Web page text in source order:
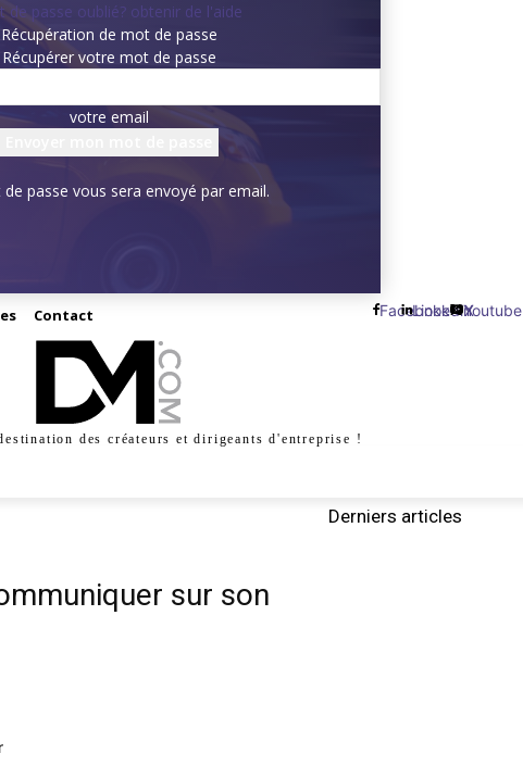
de passe oublié? obtenir de l'aide
Récupération de mot de passe
Récupérer votre mot de passe
votre email
passe vous sera envoyé par email.
Contact Facebook
Linkedin
X
Youtube
des créateurs et dirigeants d'entreprise !
sur son
Derniers articles